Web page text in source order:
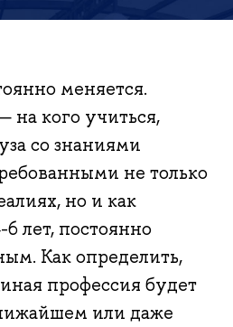
меняется.
на кого учиться,
со знаниями
не только
но и как
лет, постоянно
Как определить,
профессия будет
или даже